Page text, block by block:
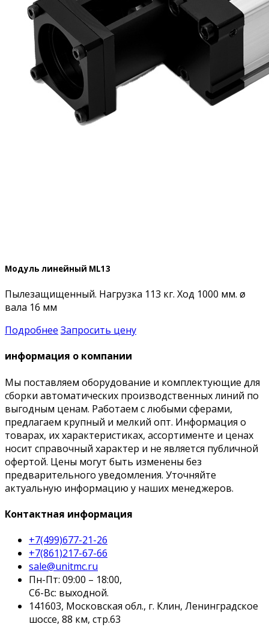
Модуль линейный МL13
Пылезащищенный. Нагрузка 113 кг. Ход 1000 мм. ø
вала 16 мм
Подробнее Запросить цену
информация о компании
Мы поставляем оборудование и комплектующие для
сборки автоматических производственных линий по
выгодным ценам. Работаем с любыми сферами,
предлагаем крупный и мелкий опт. Информация о
товарах, их характеристиках, ассортименте и ценах
носит справочный характер и не является публичной
офертой. Цены могут быть изменены без
предварительного уведомления. Уточняйте
актуальную информацию у наших менеджеров.
Контактная информация
+7(499)677-21-26
+7(861)217-67-66
sale@unitmc.ru
Пн-Пт: 09:00 – 18:00,
Сб-Вс: выходной.
141603, Московская обл., г. Клин, Ленинградское
шоссе, 88 км, стр.63